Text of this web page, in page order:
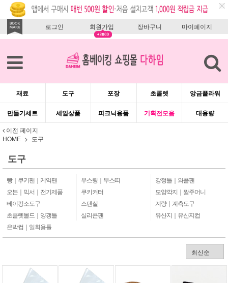
로그인 회원가입 장바구니 마이페이지
재료 도구 포장 초콜렛 앙금플라워
만들기세트 세일상품 피크닉용품 기획전모음 대용량
이전 페이지
HOME
도구
도구
빵｜쿠키팬｜케익팬 무스링｜무스띠
강정틀｜와플팬
오븐｜믹서｜전기제품
쿠키커터
모양깍지｜짤주머니
베이킹소도구
스텐실
계량｜계측도구
초콜렛몰드｜양갱틀
실리콘팬
유산지｜유산지컵
은박컵｜일회용틀